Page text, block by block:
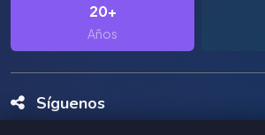
20+
Años
Síguenos